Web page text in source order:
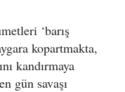
‘barış
kopartmakta,
kandırmaya
gün savaşı